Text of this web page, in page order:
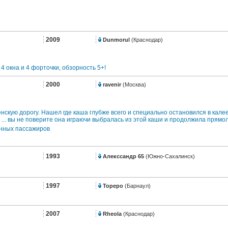
2009 Dunmorul (Краснодар)
окна и 4 форточки, обзорность 5+!
2000 ravenir (Москва)
дорогу. Нашел где каша глубже всего и специально остановился в
... вы не поверите она играючи выбралась из этой каши и продолжила
пассажиров
1993 Алекссандр 65 (Южно-Сахалинск)
1997 Topepo (Барнаул)
2007 Rheola (Краснодар)